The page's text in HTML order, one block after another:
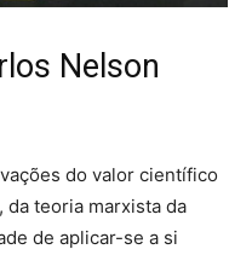
Nelson
do valor científico
teoria marxista da
de aplicar-se a si